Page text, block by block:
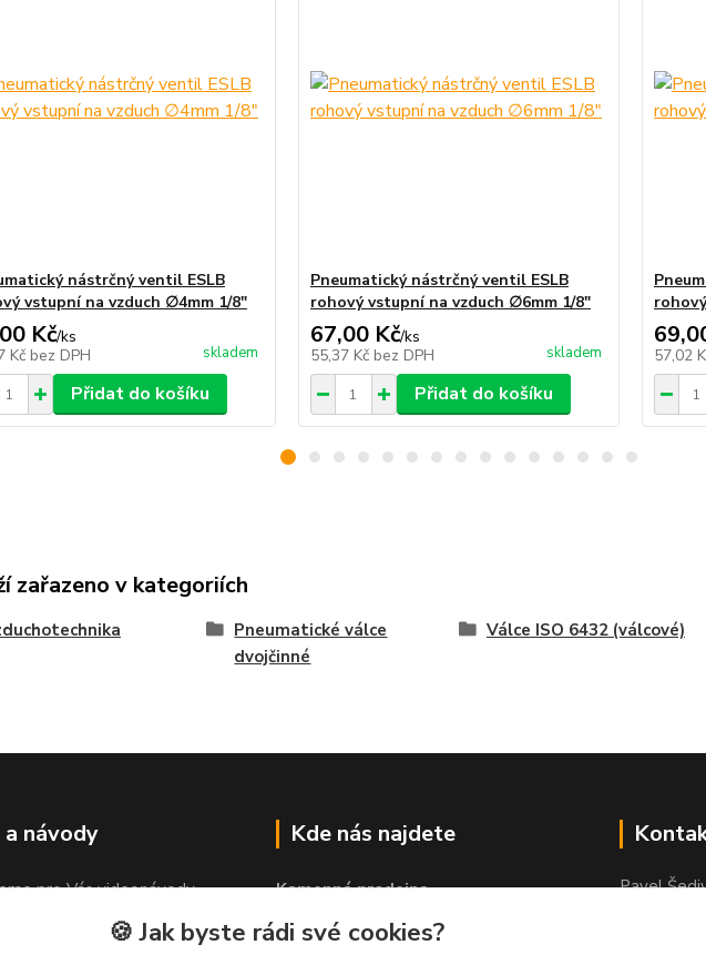
nástrčný ventil ESLB
vstupní na vzduch ∅4mm 1/8"
Kč/ks
Kč bez DPH skladem
Přidat do košíku
Pneumatický nástrčný ventil ESLB
rohový vstupní na vzduch ∅6mm 1/8"
67,00 Kč/ks
55,37 Kč bez DPH skladem
Přidat do košíku
57,02
zařazeno v kategoriích
Pneumatické válce
dvojčinné
Válce ISO 6432 (válcové)
a návody
pro Vás videonávody
Kde nás najdete
Kamenná prodejna
PROLEP v.o.s
Hlinská 579
Pavel
🍪 Jak byste rádi své cookies?